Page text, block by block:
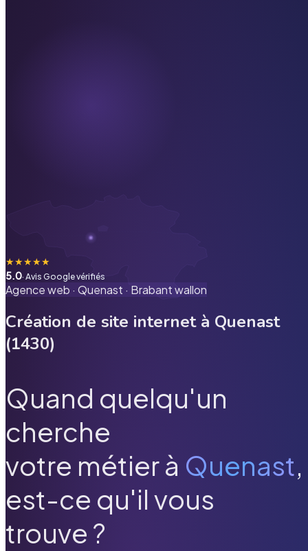
★★★★★
5.0· Avis Google vérifiés
Agence web · Quenast · Brabant wallon
Création de site internet à Quenast
(1430)
Quand quelqu'un
cherche
votre métier à Quenast,
est-ce qu'il vous
trouve ?